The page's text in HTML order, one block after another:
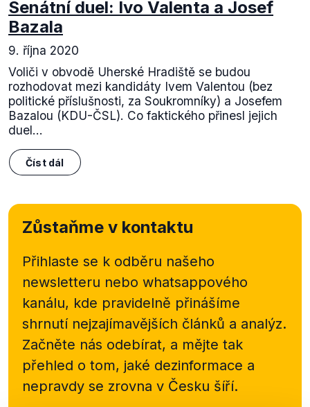
Senátní duel: Ivo Valenta a Josef
Bazala
9. října 2020
Voliči v obvodě Uherské Hradiště se budou
rozhodovat mezi kandidáty Ivem Valentou (bez
politické příslušnosti, za Soukromníky) a Josefem
Bazalou (KDU-ČSL). Co faktického přinesl jejich
duel...
Číst dál
Zůstaňme v kontaktu
Přihlaste se k odběru našeho
newsletteru nebo whatsappového
kanálu, kde pravidelně přinášíme
shrnutí nejzajímavějších článků a analýz.
Začněte nás odebírat, a mějte tak
přehled o tom, jaké dezinformace a
nepravdy se zrovna v Česku šíří.